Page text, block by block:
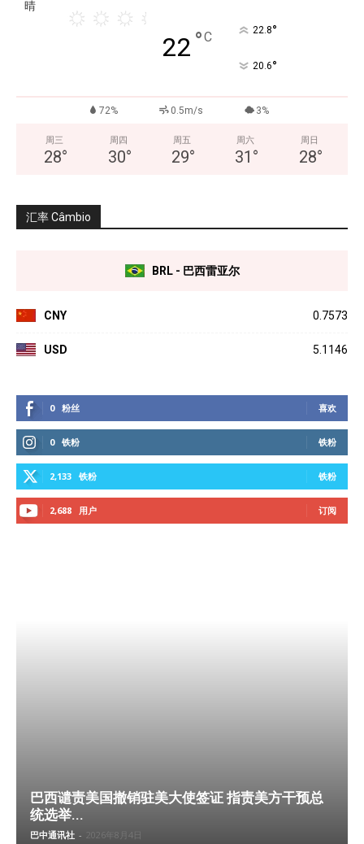
晴
22 °C 22.8°
20.6°
72% 0.5m/s 3%
周三
28°
周四
30°
周五
29°
周六
31 °
周日
28°
汇率 Câmbio
BRL - 巴西雷亚尔
CNY 0.7573
USD 5.1146
0 粉丝 喜欢
0 铁粉 铁粉
2,133 铁粉 铁粉
2,688 用户 订阅
巴西谴责美国撤销驻美大使签证 指责美方干预总
统选举...
巴中通讯社 - 2026年8月4日